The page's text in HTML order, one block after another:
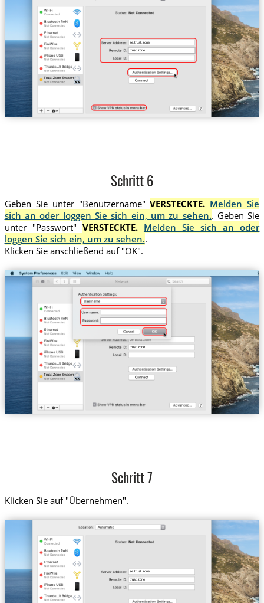
Trust.Zone-Sweden
se.trust.zone
trust.zone
Schritt 6
Geben Sie unter "Benutzername"VERSTECKTE. Melden Sie
sich an oder loggen Sie sich ein, um zu sehen.. Geben Sie
unter "Passwort" VERSTECKTE. Melden Sie sich an oder
loggen Sie sich ein, um zu sehen..
Klicken Sie anschließend auf "OK".
Trust.Zone-Sweden
trust.zone
Schritt 7
Klicken Sie auf "Übernehmen".
se.trust.zone
trust.zone